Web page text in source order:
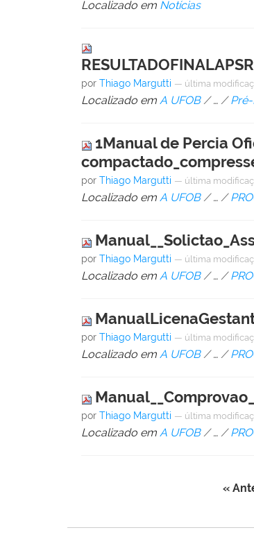
Localizado em Notícias
porThiago Margutti — última
Localizado em A UFOB /…/
1Manual de Percia
porThiago Margutti — última
Localizado em A UFOB /…/
porThiago Margutti — última
Localizado em A UFOB /…/
porThiago Margutti — última
Localizado em A UFOB /…/
porThiago Margutti — última
Localizado em A UFOB /…/
«